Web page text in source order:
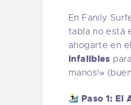
En Fanily
tabla no está
ahogarte en
infalibles
manos!»
Paso 1: El